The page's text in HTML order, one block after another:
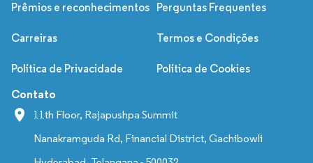
Prêmios e reconhecimentos Perguntas Frequentes
Carreiras Termos e Condições
Política de Privacidade Política de Cookies
Contato
11th Floor, Rajapushpa Summit
Nanakramguda Rd, Financial District, Gachibowli